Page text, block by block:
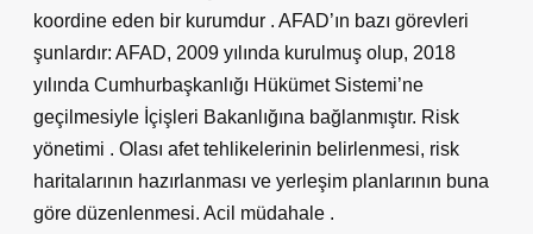
koordine eden bir kurumdur . AFAD’ın bazı görevleri
şunlardır: AFAD, 2009 yılında kurulmuş olup, 2018
yılında Cumhurbaşkanlığı Hükümet Sistemi’ne
geçilmesiyle İçişleri Bakanlığına bağlanmıştır. Risk
yönetimi . Olası afet tehlikelerinin belirlenmesi, risk
haritalarının hazırlanması ve yerleşim planlarının buna
göre düzenlenmesi. Acil müdahale .